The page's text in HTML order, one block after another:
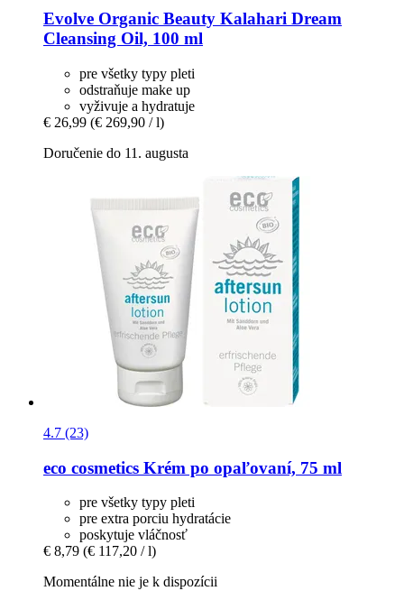
Evolve Organic Beauty Kalahari Dream
Cleansing Oil, 100 ml
pre všetky typy pleti
odstraňuje make up
vyživuje a hydratuje
€ 26,99 (€ 269,90 / l)
Doručenie do 11. augusta
4.7 (23)
eco cosmetics Krém po opaľovaní, 75 ml
pre všetky typy pleti
pre extra porciu hydratácie
poskytuje vláčnosť
€ 8,79 (€ 117,20 / l)
Momentálne nie je k dispozícii